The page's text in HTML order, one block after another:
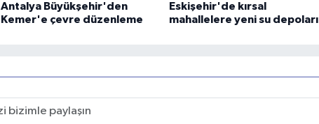
Antalya Büyükşehir'den
Kemer'e çevre düzenleme
Eskişehir'de kırsal
mahallelere yeni su depoları